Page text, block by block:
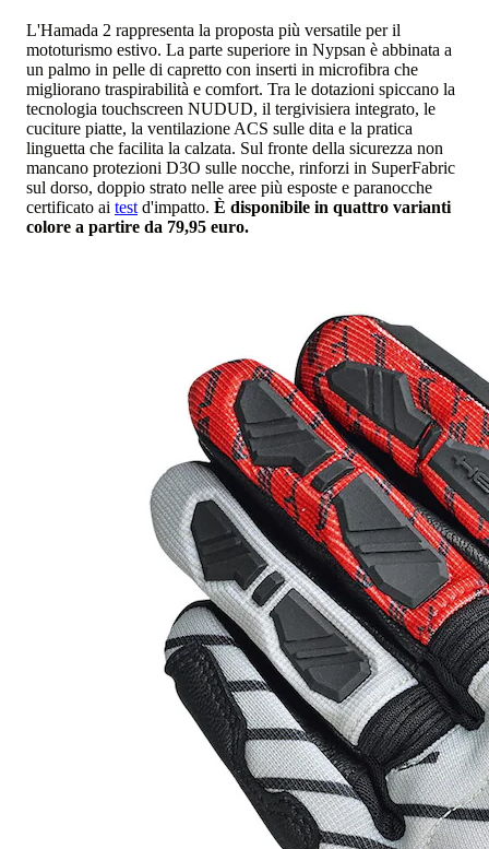
L'Hamada 2 rappresenta la proposta più versatile per il
mototurismo estivo. La parte superiore in Nypsan è abbinata a
un palmo in pelle di capretto con inserti in microfibra che
migliorano traspirabilità e comfort. Tra le dotazioni spiccano la
tecnologia touchscreen NUDUD, il tergivisiera integrato, le
cuciture piatte, la ventilazione ACS sulle dita e la pratica
linguetta che facilita la calzata. Sul fronte della sicurezza non
mancano protezioni D3O sulle nocche, rinforzi in SuperFabric
sul dorso, doppio strato nelle aree più esposte e paranocche
certificato ai test d'impatto. È disponibile in quattro varianti
colore a partire da 79,95 euro.